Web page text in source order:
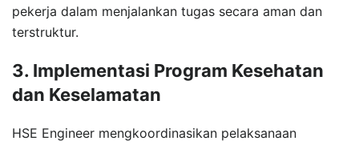
pekerja dalam menjalankan tugas secara aman dan
terstruktur.
3. Implementasi Program Kesehatan
dan Keselamatan
HSE Engineer mengkoordinasikan pelaksanaan